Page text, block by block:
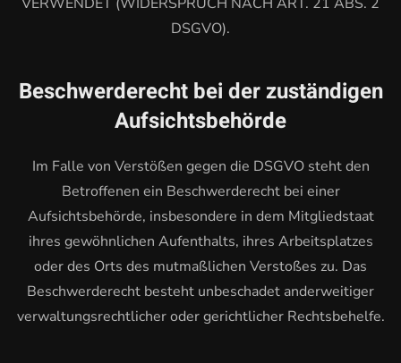
DSGVO).
Beschwerde­recht bei der zuständigen
Aufsichts­behörde
Im Falle von Verstößen gegen die DSGVO steht den
Betroffenen ein Beschwerderecht bei einer
Aufsichtsbehörde, insbesondere in dem Mitgliedstaat
ihres gewöhnlichen Aufenthalts, ihres Arbeitsplatzes
oder des Orts des mutmaßlichen Verstoßes zu. Das
Beschwerderecht besteht unbeschadet anderweitiger
verwaltungsrechtlicher oder gerichtlicher Rechtsbehelfe.